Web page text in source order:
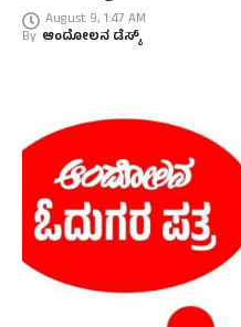
August 9, 1:47 AM
By ಆಂದೋಲನ ಡೆಸ್ಕ್